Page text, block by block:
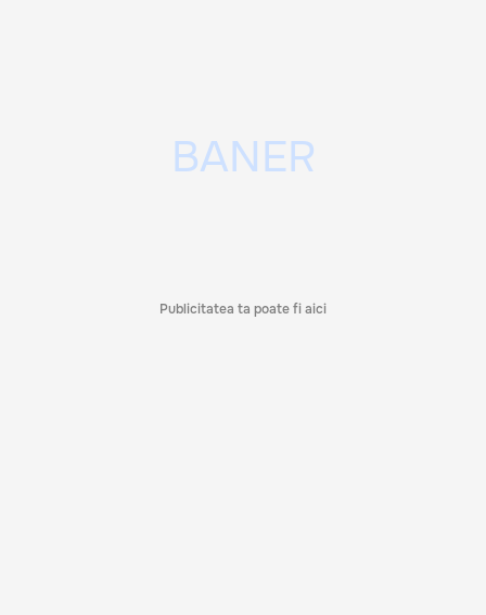
Publicitatea ta poate fi aici